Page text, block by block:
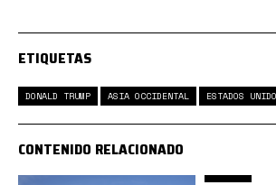
ETIQUETAS
DONALD TRUMP ASIA OCCIDENTAL ESTADOS
CONTENIDO RELACIONADO